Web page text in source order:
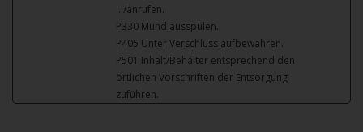
…/anrufen.
P330 Mund ausspülen.
P405 Unter Verschluss aufbewahren.
P501 Inhalt/Behälter entsprechend den
örtlichen Vorschriften der Entsorgung
zuführen.